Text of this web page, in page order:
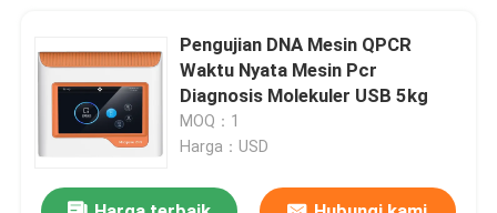
Pengujian DNA Mesin QPCR
Waktu Nyata Mesin Pcr
Diagnosis Molekuler USB 5kg
MOQ：1
Harga：USD